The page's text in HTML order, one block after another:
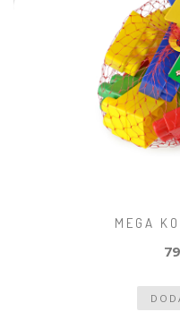
MEGA